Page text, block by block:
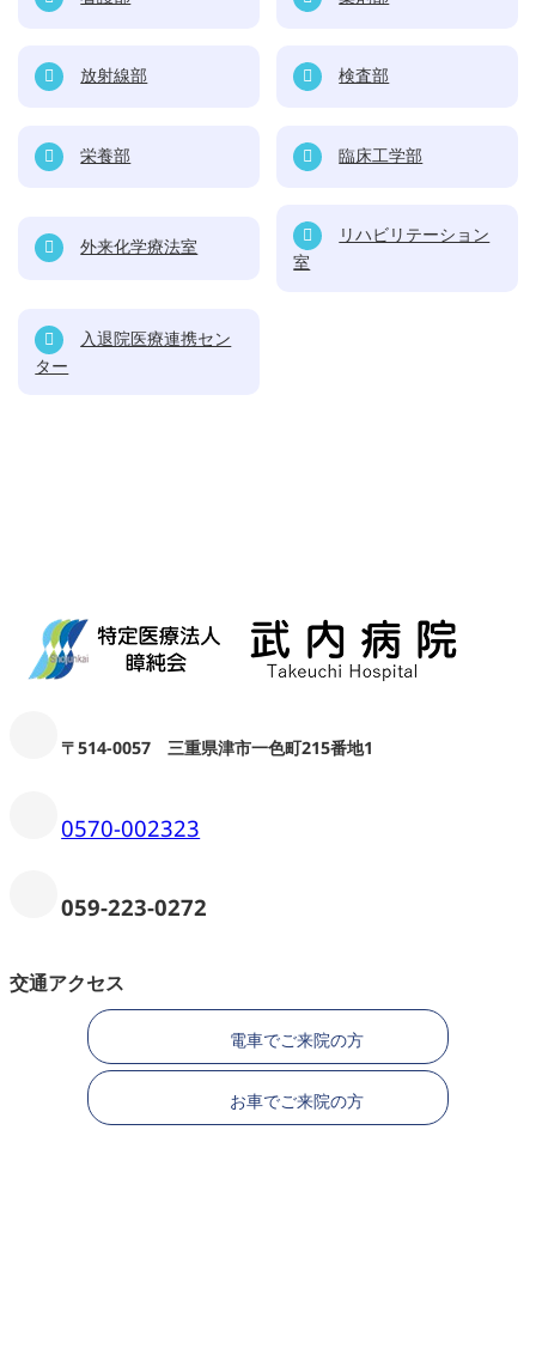
放射線部 検査部
栄養部 臨床工学部
外来化学療法室
リハビリテーション
室
入退院医療連携セン
ター
〒514-0057 三重県津市一色町215番地1
0570-002323
059-223-0272
交通アクセス
電車でご来院の方
お車でご来院の方